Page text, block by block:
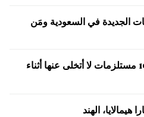
الجديدة في السعودية ومَن
أنا صيدلانية وهذه 10 مستلزمات لا أتخلى عنها أثناء
الهند